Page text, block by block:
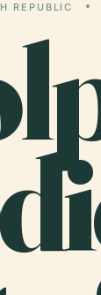
REPUBLIC